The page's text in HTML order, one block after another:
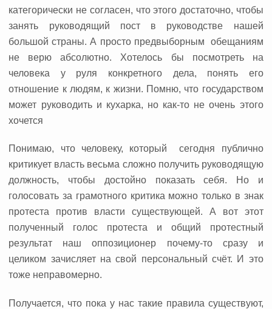
категорически не согласен, что этого достаточно, чтобы
занять руководящий пост в руководстве нашей
большой страны. А просто предвыборным
обещаниям
не верю абсолютно. Хотелось бы посмотреть на
человека у руля конкретного дела, понять его
отношение к людям, к жизни. Помню, что государством
может руководить и кухарка, но как-то не очень этого
хочется
Понимаю, что человеку, который
сегодня публично
критикует власть весьма сложно получить руководящую
должность, чтобы достойно показать себя. Но и
голосовать за грамотного критика можно только в знак
протеста против власти существующей. А вот этот
полученный голос протеста и общий протестный
результат наш оппозиционер почему-то сразу и
целиком зачисляет на свой персональный счёт. И это
тоже неправомерно.
Получается, что пока у нас такие правила существуют,